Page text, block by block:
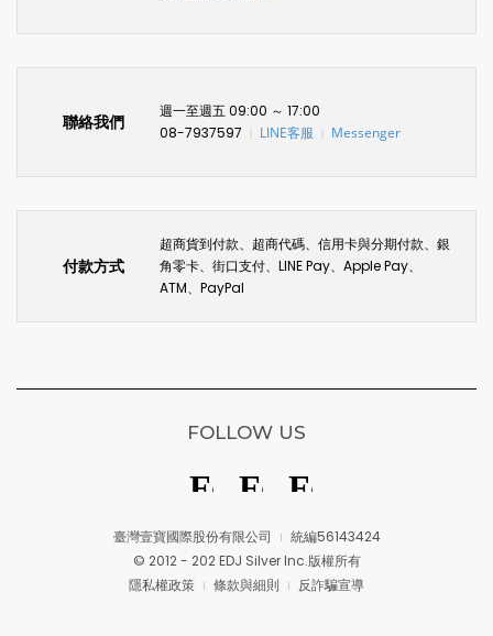
聯絡我們
週一至週五 09:00 ～ 17:00
08-7937597
LINE客服 Messenger
付款方式
超商貨到付款、超商代碼、信用卡與分期付款、銀
角零卡、街口支付、LINE Pay、Apple Pay、
ATM、PayPal
臺灣壹寶國際股份有限公司
統編56143424
© 2012 - 202 EDJ Silver Inc.版權所有
隱私權政策
條款與細則 反詐騙宣導
FOLLOW US